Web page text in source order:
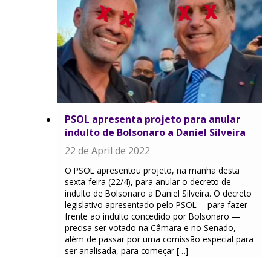
PSOL apresenta projeto para anular
indulto de Bolsonaro a Daniel Silveira
22 de April de 2022
O PSOL apresentou projeto, na manhã desta
sexta-feira (22/4), para anular o decreto de
indulto de Bolsonaro a Daniel Silveira. O decreto
legislativo apresentado pelo PSOL —para fazer
frente ao indulto concedido por Bolsonaro —
precisa ser votado na Câmara e no Senado,
além de passar por uma comissão especial para
ser analisada, para começar […]